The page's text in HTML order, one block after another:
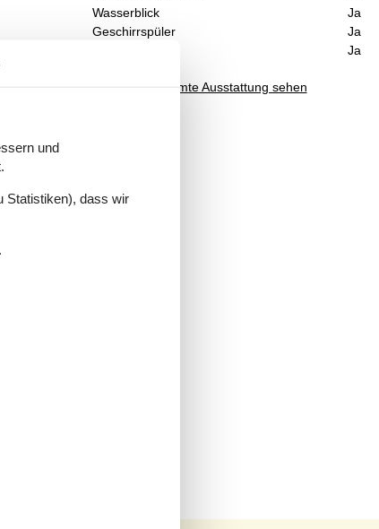
Wasserblick
Ja
Geschirrspüler
Ja
Ja
Gesamte Ausstattung sehen
und
Statistiken), dass wir